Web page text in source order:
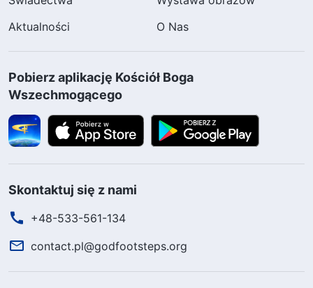
Aktualności
O Nas
Pobierz aplikację Kościół Boga
Wszechmogącego
Skontaktuj się z nami
+48-533-561-134
contact.pl@godfootsteps.org